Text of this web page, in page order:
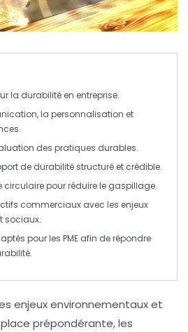
la durabilité en entreprise.
, la personnalisation et
.
des pratiques durables.
de durabilité structuré et crédible.
circulairepour réduire le gaspillage.
commerciaux avec les enjeux
sociaux.
pour les PME afin de répondre
enjeux environnementaux et
prépondérante, les